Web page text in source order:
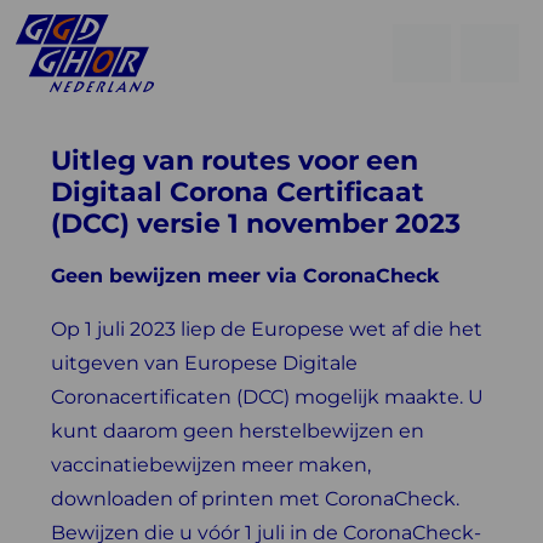
Uitleg van routes voor een
Digitaal Corona Certificaat
(DCC) versie 1 november 2023
Geen bewijzen meer via CoronaCheck
Op 1 juli 2023 liep de Europese wet af die het
uitgeven van Europese Digitale
Coronacertificaten (DCC) mogelijk maakte. U
kunt daarom geen herstelbewijzen en
vaccinatiebewijzen meer maken,
downloaden of printen met CoronaCheck.
Bewijzen die u vóór 1 juli in de CoronaCheck-